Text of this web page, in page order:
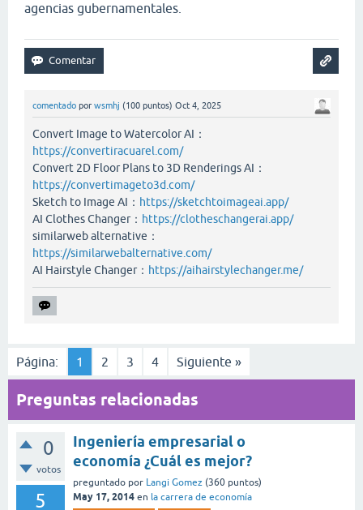
agencias gubernamentales.
comentado por wsmhj (100 puntos) Oct 4, 2025
Convert Image to Watercolor AI：
https://convertiracuarel.com/
Convert 2D Floor Plans to 3D Renderings AI：
https://convertimageto3d.com/
Sketch to Image AI： https://sketchtoimageai.app/
AI Clothes Changer： https://clotheschangerai.app/
similarweb alternative：
https://similarwebalternative.com/
AI Hairstyle Changer： https://aihairstylechanger.me/
Página: 1 2 3 4 Siguiente »
Preguntas relacionadas
0
votos
5
Ingeniería empresarial o
economía ¿Cuál es mejor?
preguntado por Langi Gomez (360 puntos)
May 17, 2014 en la carrera de economía